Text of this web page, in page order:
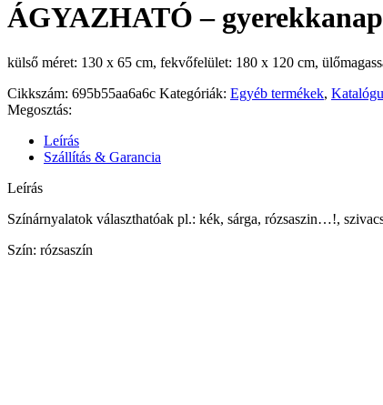
ÁGYAZHATÓ –
külső méret: 130 x 65 cm, fekvőfelület: 180 x 120 cm,
Cikkszám: 695b55aa6a6c Kategóriák: Egyéb termékek,
Megosztás:
Leírás
Szállítás & Garancia
Leírás
Színárnyalatok választhatóak pl.: kék, sárga, rózsaszin…!,
Szín: rózsaszín